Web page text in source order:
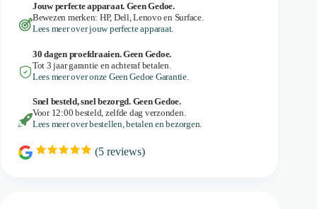
Jouw perfecte apparaat. Geen Gedoe.
Bewezen merken: HP, Dell, Lenovo en Surface.
Lees meer over jouw perfecte apparaat.
30 dagen proefdraaien. Geen Gedoe.
Tot 3 jaar garantie en achteraf betalen.
Lees meer over onze Geen Gedoe Garantie.
Snel besteld, snel bezorgd. Geen Gedoe.
Voor 12:00 besteld, zelfde dag verzonden.
Lees meer over bestellen, betalen en bezorgen.
R
(5 reviews)